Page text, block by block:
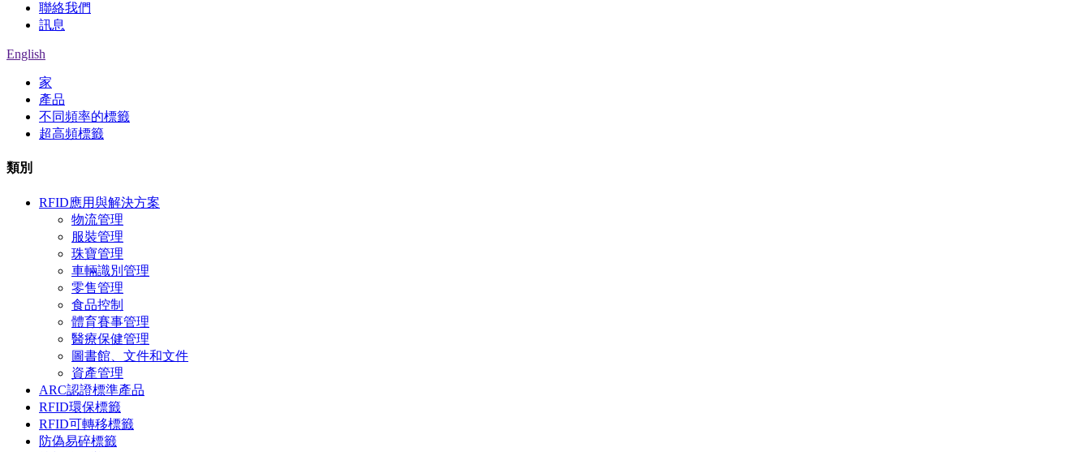
聯絡我們
訊息
English
家
產品
不同頻率的標籤
超高頻標籤
類別
RFID應用與解決方案
物流管理
服裝管理
珠寶管理
車輛識別管理
零售管理
食品控制
體育賽事管理
醫療保健管理
圖書館、文件和文件
資產管理
ARC認證標準產品
RFID環保標籤
RFID可轉移標籤
防偽易碎標籤